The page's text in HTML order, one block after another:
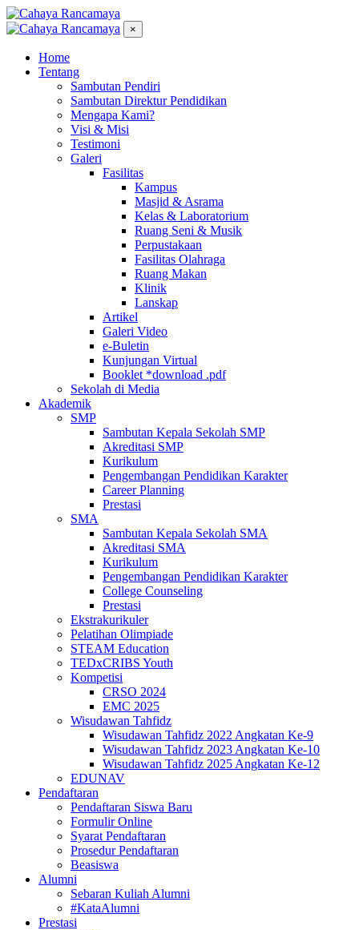
×
Home
Tentang
Sambutan Pendiri
Sambutan Direktur Pendidikan
Mengapa Kami?
Visi & Misi
Testimoni
Galeri
Fasilitas
Kampus
Masjid & Asrama
Kelas & Laboratorium
Ruang Seni & Musik
Perpustakaan
Fasilitas Olahraga
Ruang Makan
Klinik
Lanskap
Artikel
Galeri Video
e-Buletin
Kunjungan Virtual
Booklet *download .pdf
Sekolah di Media
Akademik
SMP
Sambutan Kepala Sekolah SMP
Akreditasi SMP
Kurikulum
Pengembangan Pendidikan Karakter
Career Planning
Prestasi
SMA
Sambutan Kepala Sekolah SMA
Akreditasi SMA
Kurikulum
Pengembangan Pendidikan Karakter
College Counseling
Prestasi
Ekstrakurikuler
Pelatihan Olimpiade
STEAM Education
TEDxCRIBS Youth
Kompetisi
CRSO 2024
EMC 2025
Wisudawan Tahfidz
Wisudawan Tahfidz 2022 Angkatan Ke-9
Wisudawan Tahfidz 2023 Angkatan Ke-10
Wisudawan Tahfidz 2025 Angkatan Ke-12
EDUNAV
Pendaftaran
Pendaftaran Siswa Baru
Formulir Online
Syarat Pendaftaran
Prosedur Pendaftaran
Beasiswa
Alumni
Sebaran Kuliah Alumni
#KataAlumni
Prestasi